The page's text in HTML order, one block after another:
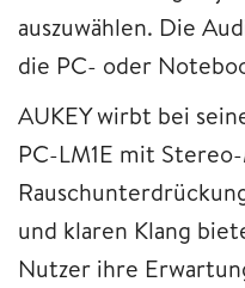
auszuwählen. Die
die PC- oder
AUKEY wirbt bei
PC-LM1E mit
und klaren Klang
Nutzer ihre